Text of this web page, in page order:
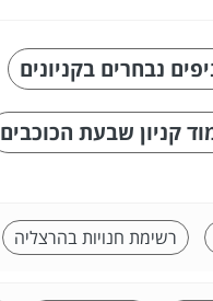
נבחרים בקניונים
קניון שבעת הכוכבים
רשימת חנויות בהרצליה